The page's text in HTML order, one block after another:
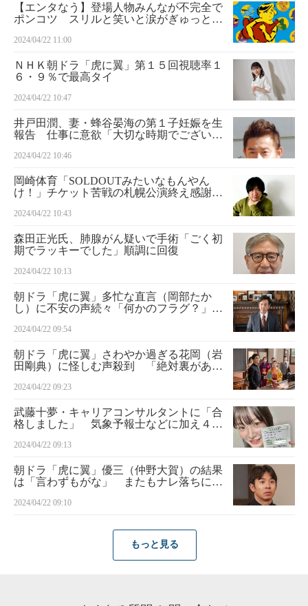
【エンタなう】登場人物みんなが不完全で
ポンコツ スリルと笑いと涙がぎゅっと詰
たべたい！」
2024/04/22 11:00
ＮＨＫ朝ドラ「虎に翼」第１５回視聴率１
６・９％で最高タイ
2024/04/22 10:47
井戸田潤、妻・蜂谷晏海の第１子妊娠を生
報告 仕事に意欲「大切な時期でございま
2024/04/22 10:46
岡崎体育「SOLDOUTみたいなもんやん
け！」チケット苦戦の札幌公演終え感謝
2024/04/22 10:43
森田正光氏、肺腺がん疑いで手術「ごく初
期でラッキーでした」順調に回復
2024/04/22 10:13
朝ドラ「虎に翼」多忙な直言（岡部たか
し）に不安の声続々「何かのフラグ？」
2024/04/22 09:54
朝ドラ「虎に翼」さわやか過ぎる花岡（岩
田剛典）に怪しむ声殺到 「絶対裏があ
2024/04/22 09:23
武藤十夢・キャリアコンサルタントに「合
格しました」 気象予報士などに加え４つ
2024/04/22 09:13
朝ドラ「虎に翼」優三（仲野大賀）の結果
は「言わずもがな」 またもナレ落ちに
失笑の声
2024/04/22 09:10
もっと見る